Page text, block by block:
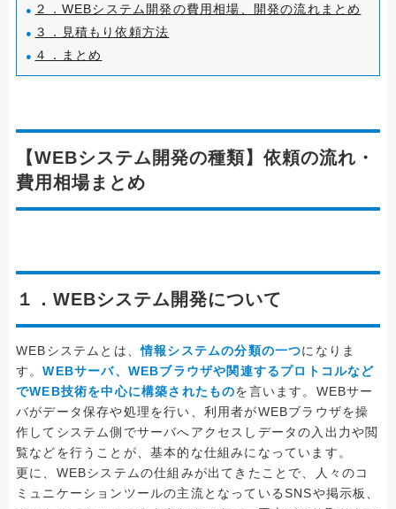
２．WEBシステム開発の費用相場、開発の流れまとめ
３．見積もり依頼方法
４．まとめ
【WEBシステム開発の種類】依頼の流れ・
費用相場まとめ
１．WEBシステム開発について
WEBシステムとは、情報システムの分類の一つになりま
す。WEBサーバ、WEBブラウザや関連するプロトコルなど
でWEB技術を中心に構築されたものを言います。WEBサー
バがデータ保存や処理を行い、利用者がWEBブラウザを操
作してシステム側でサーバへアクセスしデータの入出力や閲
覧などを行うことが、基本的な仕組みになっています。
更に、WEBシステムの仕組みが出てきたことで、人々のコ
ミュニケーションツールの主流となっているSNSや掲示板、